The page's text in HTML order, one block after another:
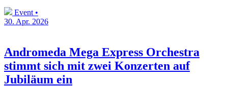
Event •
30. Apr. 2026
Andromeda Mega Express Orchestra
stimmt sich mit zwei Konzerten auf
Jubiläum ein